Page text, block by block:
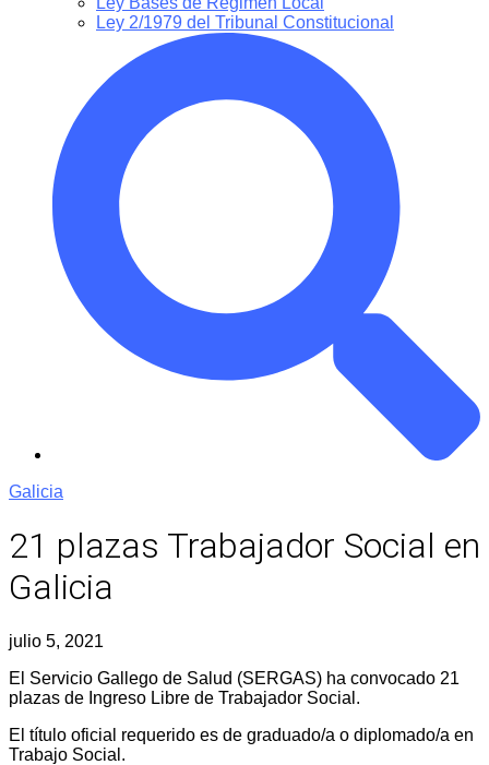
Ley 2/1979 del Tribunal Constitucional
Galicia
21 plazas Trabajador Social en
Galicia
julio 5, 2021
El Servicio Gallego de Salud (SERGAS) ha convocado 21
plazas de Ingreso Libre de Trabajador Social.
El título oficial requerido es de graduado/a o diplomado/a en
Trabajo Social.